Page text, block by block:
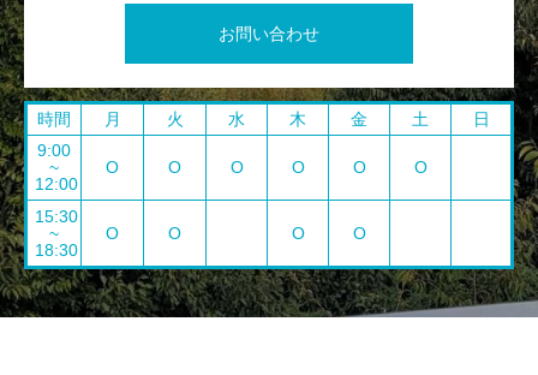
お問い合わせ
時間 月 火 水 木 金 土
日
9:00
~
12:00
O O O O O O
15:30
~
18:30
O O O O